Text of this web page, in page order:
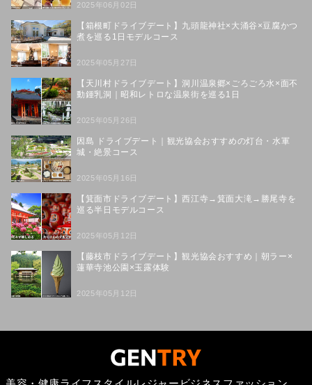
2025年06月02日
【箱根町ドライブデート】九頭龍神社×大涌谷×豆腐かつ
煮を巡る1日モデルコース
2025年05月27日
【天川村ドライブデート】洞川温泉郷×ごろごろ水×面不
動鍾乳洞｜昭和レトロな温泉街を巡る1日
2025年05月26日
因島 ドライブデート｜観光協会おすすめの灯台・水軍
城・絶景コース
2025年05月16日
【箕面市ドライブデート】西江寺→箕面大滝→勝尾寺を
巡る半日モデルコース
2025年05月12日
【藤枝市ドライブデート】観光協会おすすめ｜朝ラー×
蓮華寺池公園×玉露体験
2025年05月12日